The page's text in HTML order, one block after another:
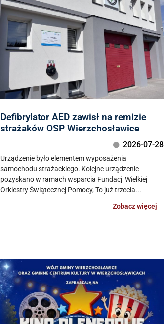
Defibrylator AED zawisł na remizie
strażaków OSP Wierzchosławice
2026-07-28
Urządzenie było elementem wyposażenia
samochodu strażackiego. Kolejne urządzenie
pozyskano w ramach wsparcia Fundacji Wielkiej
Orkiestry Świątecznej Pomocy, To już trzecia...
Zobacz więcej